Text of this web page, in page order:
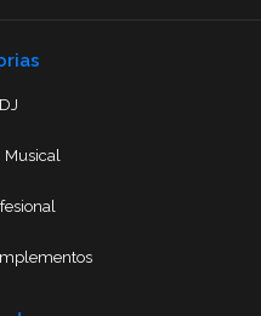
Musical